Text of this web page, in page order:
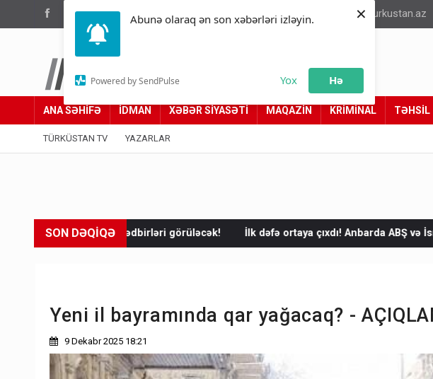
Abunə olaraq ən son xəbərləri izləyin.
Powered by SendPulse Yox Hə
×
(012) 449 94 05 info@turkustan.az
Türküstan.az
Adımız yolumuzdur
ANA SƏHİFƏ İDMAN XƏBƏR SİYASƏTİ MAQAZİN KRİMİNAL TƏHSİL
TÜRKÜSTAN TV YAZARLAR
SON DƏQİQƏ
tədbirləri görüləcək! İlk dəfə ortaya çıxdı! Anbarda ABŞ və İsrail silahları tapıldı
Yeni il bayramında qar yağacaq? -
9 Dekabr 2025 18:21